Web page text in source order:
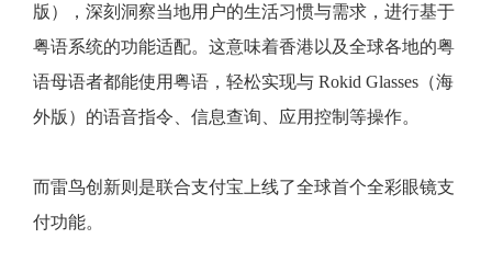
版），深刻洞察当地用户的生活习惯与需求，进行基于
粤语系统的功能适配。这意味着香港以及全球各地的粤
语母语者都能使用粤语，轻松实现与 Rokid Glasses（海
外版）的语音指令、信息查询、应用控制等操作。
而雷鸟创新则是联合支付宝上线了全球首个全彩眼镜支
付功能。